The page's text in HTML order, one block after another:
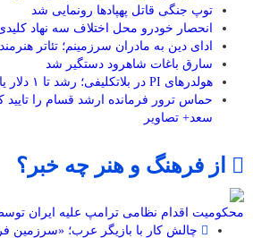
توپ جنگی قاتل پهپادها رونمایی شد
انحصار خودرو محل اختلاف سه نهاد
ادای دین به مادران سرزمینم؛ تئاتر
سارق باغات شاهرود دستگیر شد
هولدرهای PI در بلاتکلیفی؛ رشد تا ۱ دلار یا ریزش تا ۵۰ سنت؟
حماس ترور فرمانده ارشد قسام را تایید
سعد+ تصاویر
از فرهنگ و هنر چه خبر؟
محکومیت اقدام نظامی ترامپ علیه ایران
چالش کار با بازیگر عرب؛ «سرزمین